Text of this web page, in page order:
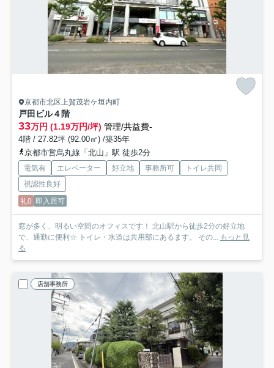
京都市北区上賀茂岩ケ垣内町
戸田ビル４階
33万円 (1.19万円/坪) 管理/共益費-
4階 / 27.82坪 (92.00㎡) /築35年
京都市営烏丸線「北山」駅 徒歩2分
電気有 エレベーター 好立地 事務所可
トイレ共同
視認性良好
礼0 即入居可
窓が多く、明るい空間のオフィスです！ 北山駅から徒歩2分の好立地
で、通勤に便利☆ トイレ・水道は共用部にあるます。 その... もっと見
る
店舗事務所